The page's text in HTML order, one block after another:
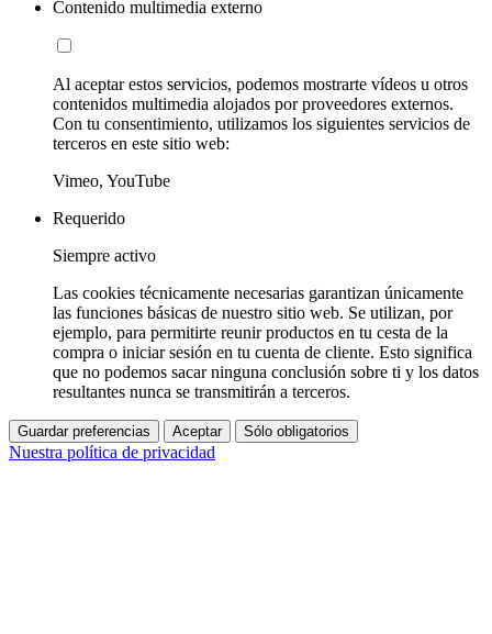
Contenido multimedia externo
Al aceptar estos servicios, podemos mostrarte vídeos u otros
contenidos multimedia alojados por proveedores externos.
Con tu consentimiento, utilizamos los siguientes servicios de
terceros en este sitio web:
Vimeo, YouTube
Requerido
Siempre activo
Las cookies técnicamente necesarias garantizan únicamente
las funciones básicas de nuestro sitio web. Se utilizan, por
ejemplo, para permitirte reunir productos en tu cesta de la
compra o iniciar sesión en tu cuenta de cliente. Esto significa
que no podemos sacar ninguna conclusión sobre ti y los datos
resultantes nunca se transmitirán a terceros.
Guardar preferencias Aceptar Sólo obligatorios
Nuestra política de privacidad